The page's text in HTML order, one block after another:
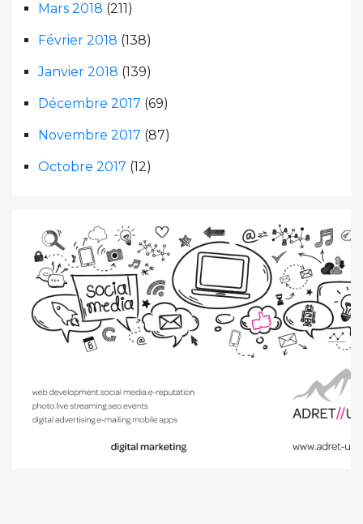
Mars 2018 (211)
Février 2018 (138)
Janvier 2018 (139)
Décembre 2017 (69)
Novembre 2017 (87)
Octobre 2017 (12)